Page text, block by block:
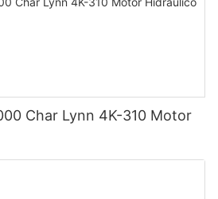
Char Lynn 4K-310 Motor